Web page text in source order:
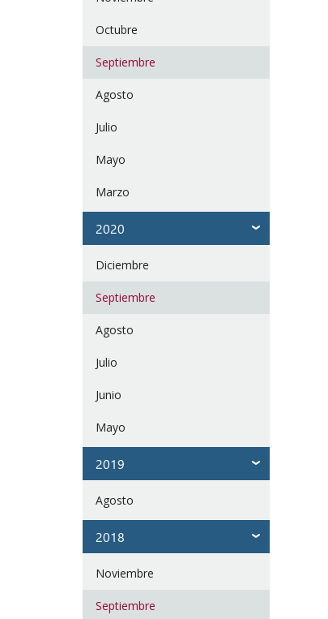
Octubre
Septiembre
Agosto
Julio
Mayo
Marzo
2020
Diciembre
Septiembre
Agosto
Julio
Junio
Mayo
2019
Agosto
2018
Noviembre
Septiembre